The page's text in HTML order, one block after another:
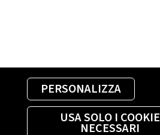
PERSONALIZZA
USA SOLO I COOKIE
NECESSARI